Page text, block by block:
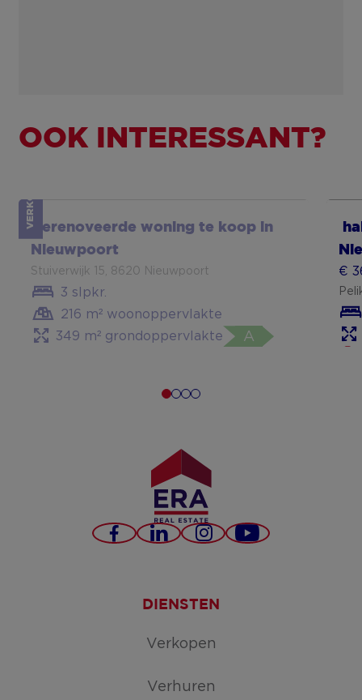
OOK INTERESSANT?
VERKOCHTGerenoveerde woning te koop in
Nieuwpoort
Stuiverwijk 15, 8620 Nieuwpoort
3 slpkr.
216 m² woonoppervlakte
349 m² grondoppervlakte
A
Toon meer
€
Facebook
LinkedInInstagramYouTube
DIENSTEN
Verkopen
Verhuren